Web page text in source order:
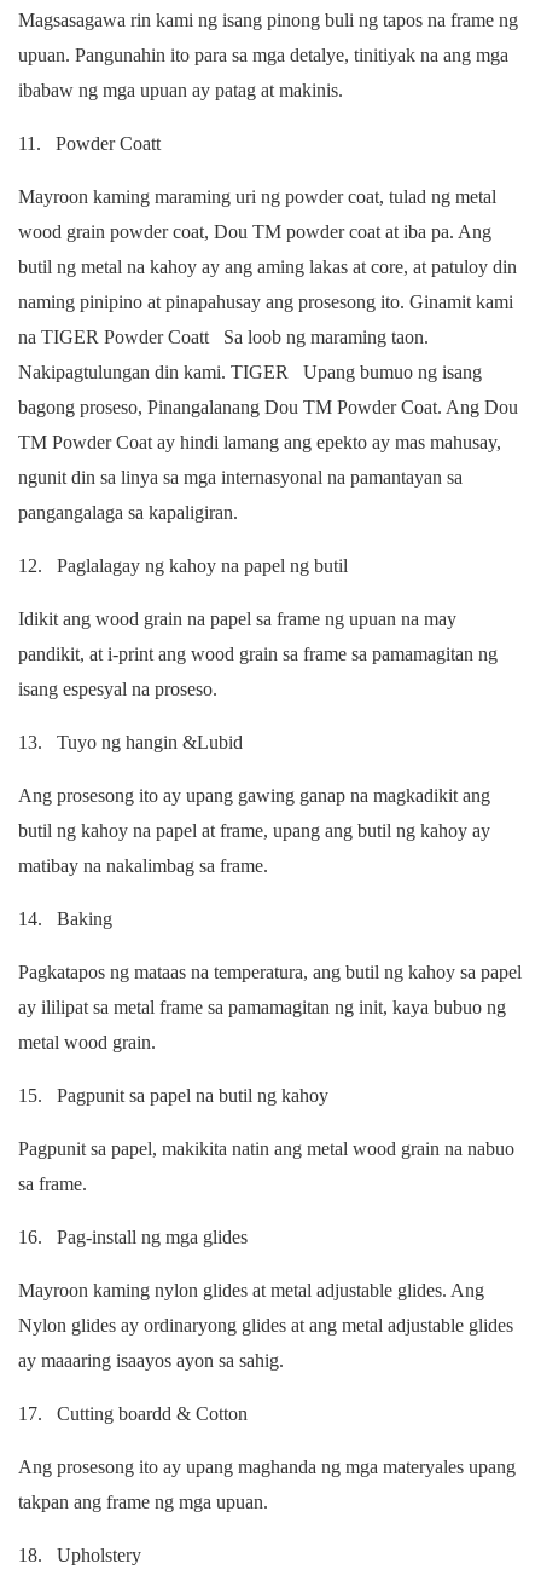
Magsasagawa rin kami ng isang pinong buli ng tapos na frame ng
upuan. Pangunahin ito para sa mga detalye, tinitiyak na ang mga
ibabaw ng mga upuan ay patag at makinis.
11. Powder Coatt
Mayroon kaming maraming uri ng powder coat, tulad ng metal
wood grain powder coat, Dou TM powder coat at iba pa. Ang
butil ng metal na kahoy ay ang aming lakas at core, at patuloy din
naming pinipino at pinapahusay ang prosesong ito. Ginamit kami
na TIGER Powder Coatt
Sa loob ng maraming taon.
Nakipagtulungan din kami. TIGER
Upang bumuo ng isang
bagong proseso, Pinangalanang Dou TM Powder Coat. Ang Dou
TM Powder Coat ay hindi lamang ang epekto ay mas mahusay,
ngunit din sa linya sa mga internasyonal na pamantayan sa
pangangalaga sa kapaligiran.
12. Paglalagay ng kahoy na papel ng butil
Idikit ang wood grain na papel sa frame ng upuan na may
pandikit, at i-print ang wood grain sa frame sa pamamagitan ng
isang espesyal na proseso.
13. Tuyo ng hangin &Lubid
Ang prosesong ito ay upang gawing ganap na magkadikit ang
butil ng kahoy na papel at frame, upang ang butil ng kahoy ay
matibay na nakalimbag sa frame.
14. Baking
Pagkatapos ng mataas na temperatura, ang butil ng kahoy sa papel
ay ililipat sa metal frame sa pamamagitan ng init, kaya bubuo ng
metal wood grain.
15. Pagpunit sa papel na butil ng kahoy
Pagpunit sa papel, makikita natin ang metal wood grain na nabuo
sa frame.
16. Pag-install ng mga glides
Mayroon kaming nylon glides at metal adjustable glides. Ang
Nylon glides ay ordinaryong glides at ang metal adjustable glides
ay maaaring isaayos ayon sa sahig.
17. Cutting boardd & Cotton
Ang prosesong ito ay upang maghanda ng mga materyales upang
takpan ang frame ng mga upuan.
18. Upholstery